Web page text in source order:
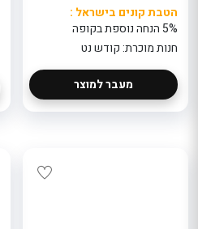
הטבת קונים בישראל :
5% הנחה נוספת בקופה
חנות מוכרת: קודש נט
מעבר למוצר